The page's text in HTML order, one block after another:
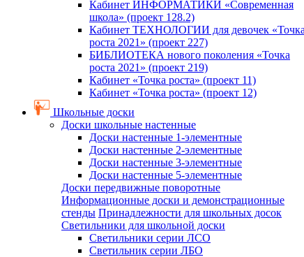
Кабинет ИНФОРМАТИКИ «Современная
школа» (проект 128.2)
Кабинет ТЕХНОЛОГИИ для девочек «Точка
роста 2021» (проект 227)
БИБЛИОТЕКА нового поколения «Точка
роста 2021» (проект 219)
Кабинет «Точка роста» (проект 11)
Кабинет «Точка роста» (проект 12)
Школьные доски
Доски школьные настенные
Доски настенные 1-элементные
Доски настенные 2-элементные
Доски настенные 3-элементные
Доски настенные 5-элементные
Доски передвижные поворотные
Информационные доски и демонстрационные
стенды Принадлежности для школьных досок
Светильники для школьной доски
Светильники серии ЛСО
Светильник серии ЛБО